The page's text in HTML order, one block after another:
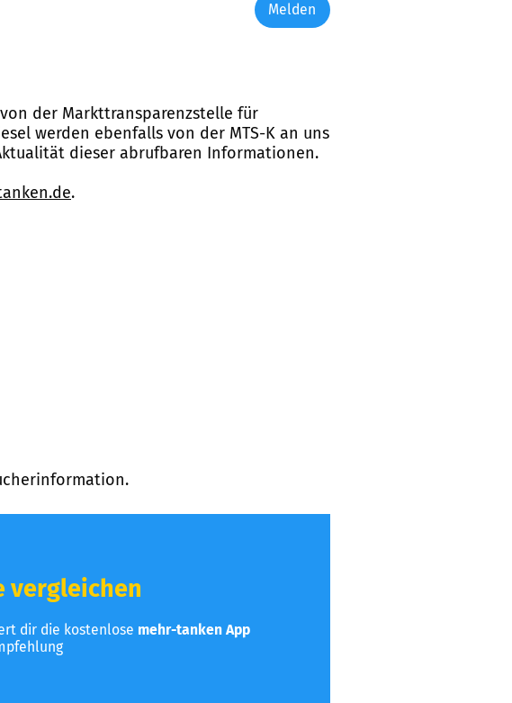
Melden
der Markttransparenzstelle für
werden ebenfalls von der MTS-K an uns
dieser abrufbaren Informationen.
.
vergleichen
dir die kostenlose mehr-tanken App